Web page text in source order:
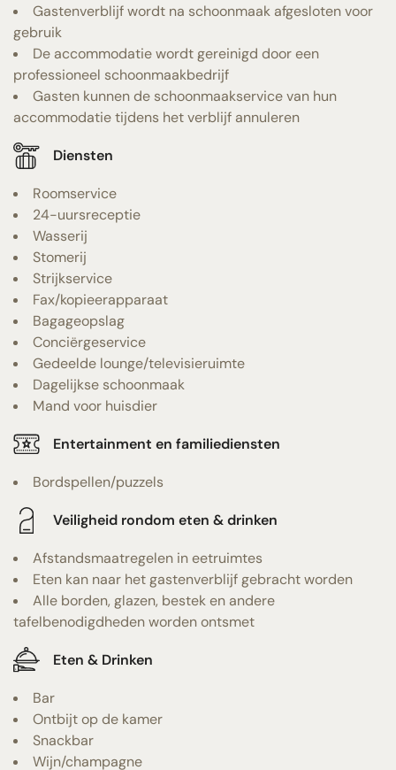
Gastenverblijf wordt na schoonmaak afgesloten voor
gebruik
De accommodatie wordt gereinigd door een
professioneel schoonmaakbedrijf
Gasten kunnen de schoonmaakservice van hun
accommodatie tijdens het verblijf annuleren
Diensten
Roomservice
24-uursreceptie
Wasserij
Stomerij
Strijkservice
Fax/kopieerapparaat
Bagageopslag
Conciërgeservice
Gedeelde lounge/televisieruimte
Dagelijkse schoonmaak
Mand voor huisdier
Entertainment en familiediensten
Bordspellen/puzzels
Veiligheid rondom eten & drinken
Afstandsmaatregelen in eetruimtes
Eten kan naar het gastenverblijf gebracht worden
Alle borden, glazen, bestek en andere
tafelbenodigdheden worden ontsmet
Eten & Drinken
Bar
Ontbijt op de kamer
Snackbar
Wijn/champagne